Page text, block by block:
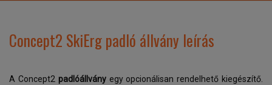
Concept2 SkiErg padló állvány leírás
A Concept2 padlóállványegy opcionálisan rendelhető kiegészítő.